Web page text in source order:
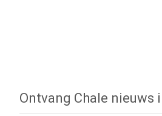
Ontvang Chale nieuws